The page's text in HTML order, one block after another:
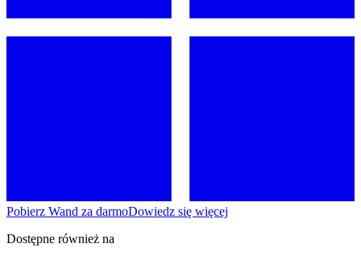
Pobierz Wand za darmoDowiedz się więcej
Dostępne również na